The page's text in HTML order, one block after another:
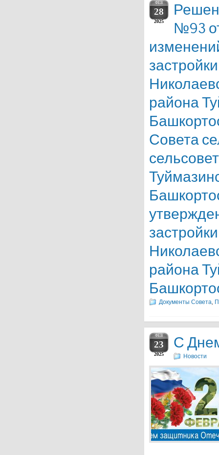
ФЕВ
28
2025
№93
района
Совета
района
Документы Совета
ФЕВ
23
2025
С
Новости